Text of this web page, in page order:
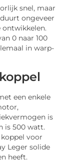
snel, maar
ongeveer
ontwikkelen.
0 naar 100
in warp-
een enkele
is
is 500 watt.
voor
Leger solide
heeft.